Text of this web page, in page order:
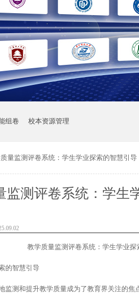
组卷 校本资源管理
量监测评卷系统：学生学业探索的智慧引导
监测评卷系统：学生
教学质量监测评卷系统：学生学业探
的智慧引导
测和提升教学质量成为了教育界关注的焦